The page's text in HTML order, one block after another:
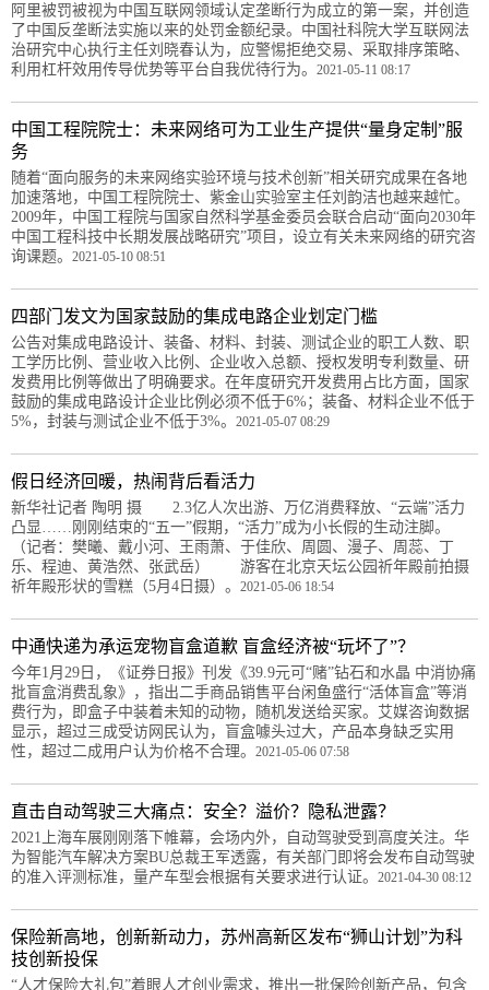
阿里被罚被视为中国互联网领域认定垄断行为成立的第一案，并创造
了中国反垄断法实施以来的处罚金额纪录。中国社科院大学互联网法
治研究中心执行主任刘晓春认为，应警惕拒绝交易、采取排序策略、
利用杠杆效用传导优势等平台自我优待行为。 2021-05-11 08:17
中国工程院院士：未来网络可为工业生产提供“量身定制”服
务
随着“面向服务的未来网络实验环境与技术创新”相关研究成果在各地
加速落地，中国工程院院士、紫金山实验室主任刘韵洁也越来越忙。
2009年，中国工程院与国家自然科学基金委员会联合启动“面向2030年
中国工程科技中长期发展战略研究”项目，设立有关未来网络的研究咨
询课题。 2021-05-10 08:51
四部门发文为国家鼓励的集成电路企业划定门槛
公告对集成电路设计、装备、材料、封装、测试企业的职工人数、职
工学历比例、营业收入比例、企业收入总额、授权发明专利数量、研
发费用比例等做出了明确要求。在年度研究开发费用占比方面，国家
鼓励的集成电路设计企业比例必须不低于6%；装备、材料企业不低于
5%，封装与测试企业不低于3%。 2021-05-07 08:29
假日经济回暖，热闹背后看活力
新华社记者 陶明 摄 2.3亿人次出游、万亿消费释放、“云端”活力
凸显……刚刚结束的“五一”假期，“活力”成为小长假的生动注脚。
（记者：樊曦、戴小河、王雨萧、于佳欣、周圆、漫子、周蕊、丁
乐、程迪、黄浩然、张武岳） 游客在北京天坛公园祈年殿前拍摄
祈年殿形状的雪糕（5月4日摄）。 2021-05-06 18:54
中通快递为承运宠物盲盒道歉 盲盒经济被“玩坏了”？
今年1月29日，《证券日报》刊发《39.9元可“赌”钻石和水晶 中消协痛
批盲盒消费乱象》，指出二手商品销售平台闲鱼盛行“活体盲盒”等消
费行为，即盒子中装着未知的动物，随机发送给买家。艾媒咨询数据
显示，超过三成受访网民认为，盲盒噱头过大，产品本身缺乏实用
性，超过二成用户认为价格不合理。 2021-05-06 07:58
直击自动驾驶三大痛点：安全？溢价？隐私泄露？
2021上海车展刚刚落下帷幕，会场内外，自动驾驶受到高度关注。华
为智能汽车解决方案BU总裁王军透露，有关部门即将会发布自动驾驶
的准入评测标准，量产车型会根据有关要求进行认证。 2021-04-30 08:12
保险新高地，创新新动力，苏州高新区发布“狮山计划”为科
技创新投保
“人才保险大礼包”着眼人才创业需求，推出一批保险创新产品，包含